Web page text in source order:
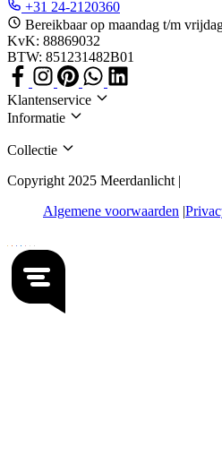
+31 24-2120360
Bereikbaar op maandag t/m
KvK: 88869032
BTW: 851231482B01
Klantenservice
Informatie
Collectie
Copyright 2025 Meerdanlicht |
Algemene voorwaarden